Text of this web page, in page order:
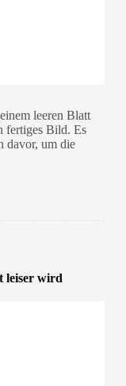
leeren Blatt
fertiges Bild. Es
davor, um die
leiser wird